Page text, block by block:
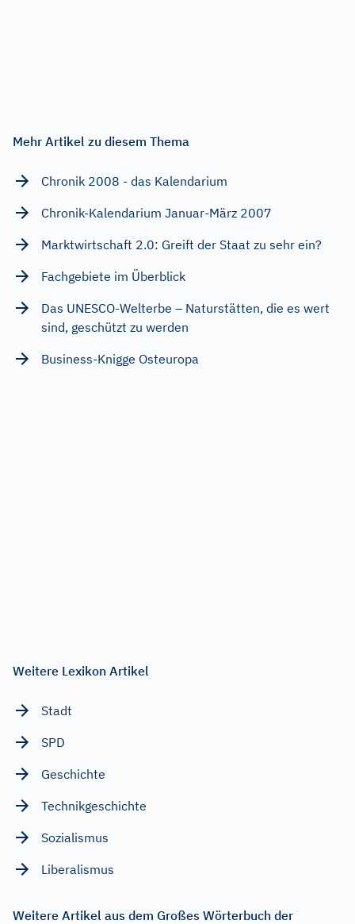
Mehr Artikel zu diesem Thema
Chronik 2008 - das Kalendarium
Chronik-Kalendarium Januar-März 2007
Marktwirtschaft 2.0: Greift der Staat zu sehr ein?
Fachgebiete im Überblick
Das UNESCO-Welterbe – Naturstätten, die es wert
sind, geschützt zu werden
Business-Knigge Osteuropa
Weitere Lexikon Artikel
Stadt
SPD
Geschichte
Technikgeschichte
Sozialismus
Liberalismus
Weitere Artikel aus dem Großes Wörterbuch der